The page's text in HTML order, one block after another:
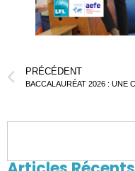
PRÉCÉDENT